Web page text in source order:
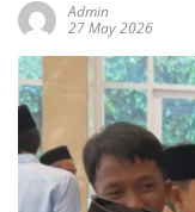
Admin
27 May 2026